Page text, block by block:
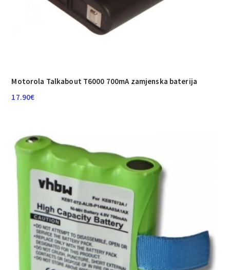
Motorola Talkabout T6000 700mA zamjenska baterija
17.90€